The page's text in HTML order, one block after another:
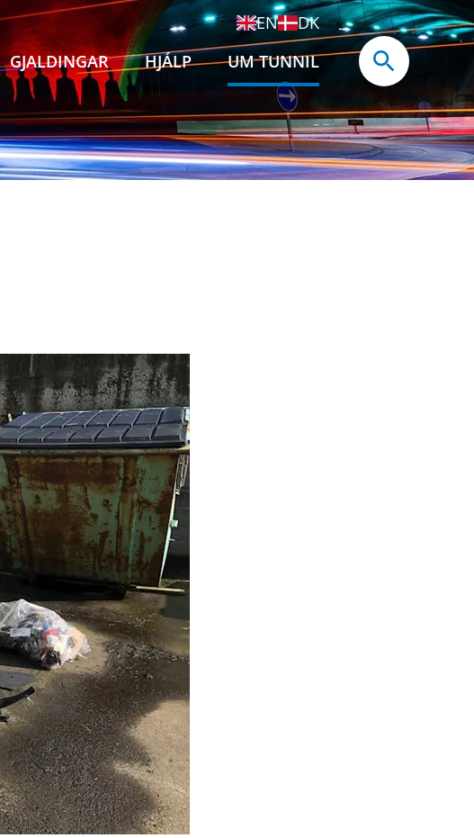
EN
DK
GJALDINGAR
HJÁLP UM TUNNIL
Vágatunnilin
Norðoyatunnilin
Starvsfólk
Tíðindi
Tunnilsdagar
Fá SMS fráboðan
Roknskapur og frágreiðingar